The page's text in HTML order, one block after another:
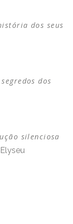
dos seus
dos
silenciosa